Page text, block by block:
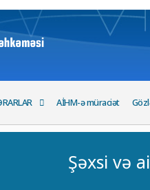
AİHM-ə müraciət
Şəxsi və